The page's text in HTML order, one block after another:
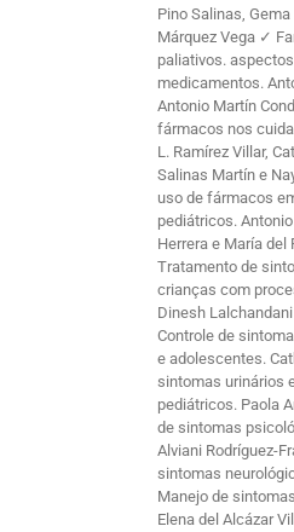
Pino Salinas,
Márquez Vega ✓
paliativos.
medicamentos.
Antonio Martín
fármacos nos
L. Ramírez Villar,
Salinas Martín e
uso de fármacos
pediátricos.
Herrera e María
Tratamento de
crianças com
Dinesh
Controle de
e adolescentes.
sintomas urinários
pediátricos. Paola
de sintomas
Alviani Rodríguez-
sintomas
Manejo de
Elena del Alcázar